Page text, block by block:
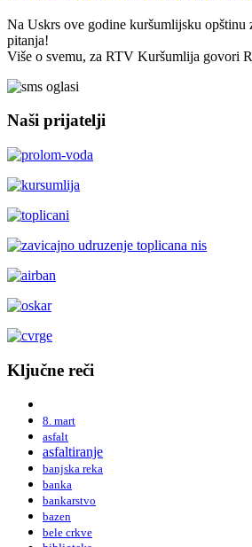
Na Uskrs ove godine kuršumlijsku opštinu
pitanja!
Više o svemu, za RTV Kuršumlija govori
Naši prijatelji
Ključne reči
8. mart
asfalt
asfaltiranje
banjska reka
banka
bankarstvo
bazen
bele crkve